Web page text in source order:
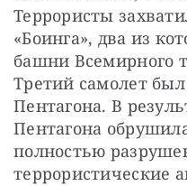
Террористы
«Боинга», два из
башни Всемирного
Третий самолет
Пентагона. В
Пентагона
полностью
террористические